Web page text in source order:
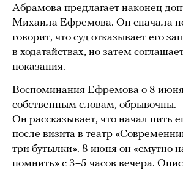
Абрамова предлагает наконец
Михаила Ефремова. Он сначала
говорит, что суд отказывает его
в ходатайствах, но затем
показания.
Воспоминания Ефремова о 8
собственным словам, обрывочны.
Он рассказывает, что начал пить
после визита в театр
три бутылки». 8 июня он «смутно
помнить» с 3–5 часов вечера.